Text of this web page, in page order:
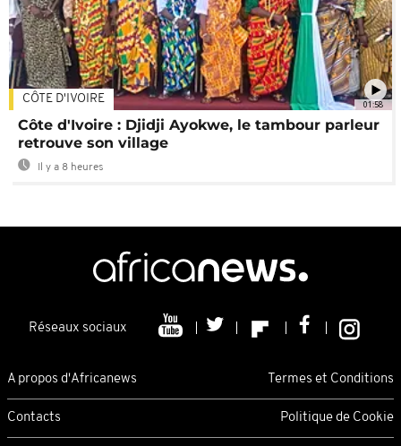
01:58
CÔTE D'IVOIRE
Côte d'Ivoire : Djidji Ayokwe, le tambour parleur
retrouve son village
Il y a 8 heures
Réseaux sociaux
A propos d'Africanews Termes et Conditions
Contacts Politique de Cookie